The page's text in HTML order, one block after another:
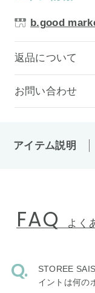
b.good
返品について
お問い合わせ
アイテム説明
FAQ よく
STOREE
イントは何の